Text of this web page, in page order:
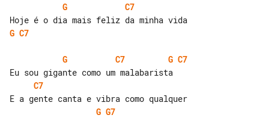
G
C7
G C7
G C7 G C7
C7
G G7